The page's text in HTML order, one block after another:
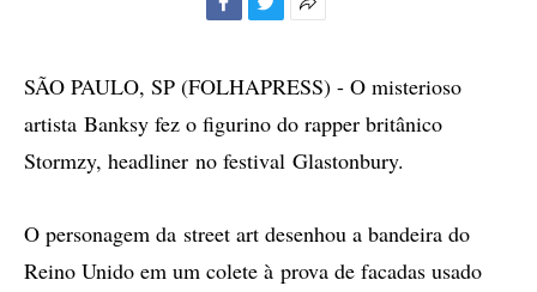
compartilhamento
SÃO PAULO, SP (FOLHAPRESS) - O misterioso
artista Banksy fez o figurino do rapper britânico
Stormzy, headliner no festival Glastonbury.
O personagem da street art desenhou a bandeira do
Reino Unido em um colete à prova de facadas usado